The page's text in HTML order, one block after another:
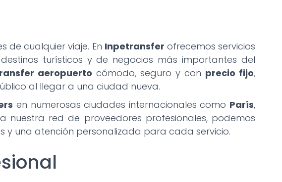
de cualquier viaje. En Inpetransfer ofrecemos servicios
turísticos y de negocios más importantes del
aeropuerto cómodo, seguro y con precio fijo,
al llegar a una ciudad nueva.
en numerosas ciudades internacionales como París,
nuestra red de proveedores profesionales, podemos
y una atención personalizada para cada servicio.